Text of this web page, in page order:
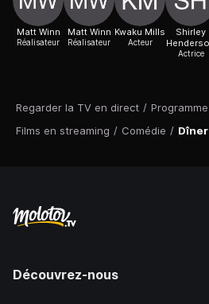
Regarder la TV en direct /
Films en streaming / Comédie /
Matt Winn
Réalisateur
Matt Winn
Réalisateur
Kwaku Mills
Acteur
Shirley
Actrice
Découvrez-nous